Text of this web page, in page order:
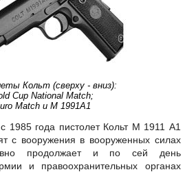
Кольт (сверху - вниз):
Cup National Match;
Match и М 1991А1
1985 года пистолет Кольт М 1911 А1
с вооружения в вооруженных силах
продолжает и по сей день
и правоохранительных органах